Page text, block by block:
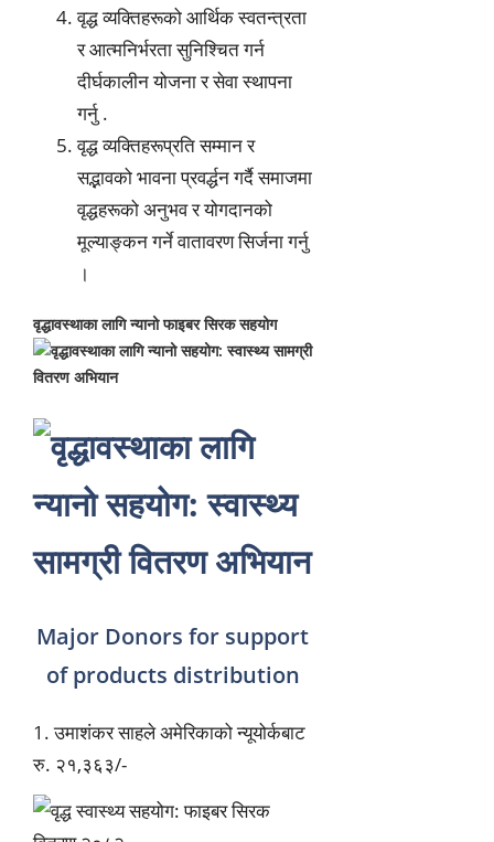
वृद्ध व्यक्तिहरूको आर्थिक स्वतन्त्रता
र आत्मनिर्भरता सुनिश्चित गर्न
दीर्घकालीन योजना र सेवा स्थापना
गर्नु .
वृद्ध व्यक्तिहरूप्रति सम्मान र
सद्भावको भावना प्रवर्द्धन गर्दै समाजमा
वृद्धहरूको अनुभव र योगदानको
मूल्याङ्कन गर्ने वातावरण सिर्जना गर्नु
।
वृद्धावस्थाका लागि न्यानो फाइबर सिरक सहयोग
Major Donors for support
of products distribution
1.उमाशंकर साहले अमेरिकाको न्यूयोर्कबाट
रु. २१,३६३/-